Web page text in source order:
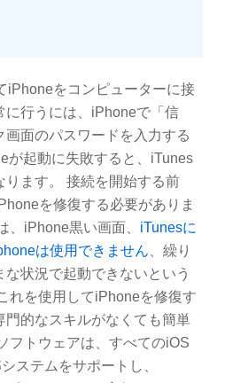
iPhoneをコンピューターに接
に行うには、iPhoneで「信
面のパスワードを入力する
が起動に失敗すると、iTunes
ります。 接続を開始する前
を修復する必要がありま
、iPhone黒い画面、 iTunesに
は使用できません 、繰り
状況で起動できないという
れを使用してiPhoneを修復す
門的なスキルがなくても簡単
フトウェアは、すべてのiOS
ステムをサポートし、